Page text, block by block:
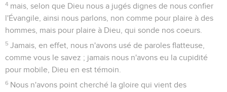
4 mais, selon que Dieu nous a jugés dignes de nous confier
l'Évangile, ainsi nous parlons, non comme pour plaire à des
hommes, mais pour plaire à Dieu, qui sonde nos coeurs.
5 Jamais, en effet, nous n'avons usé de paroles flatteuse,
comme vous le savez ; jamais nous n'avons eu la cupidité
pour mobile, Dieu en est témoin.
6 Nous n'avons point cherché la gloire qui vient des